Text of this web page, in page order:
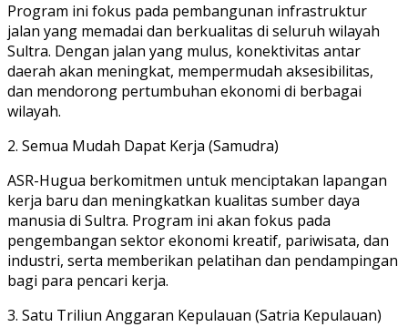
Program ini fokus pada pembangunan infrastruktur
jalan yang memadai dan berkualitas di seluruh wilayah
Sultra. Dengan jalan yang mulus, konektivitas antar
daerah akan meningkat, mempermudah aksesibilitas,
dan mendorong pertumbuhan ekonomi di berbagai
wilayah.
2. Semua Mudah Dapat Kerja (Samudra)
ASR-Hugua berkomitmen untuk menciptakan lapangan
kerja baru dan meningkatkan kualitas sumber daya
manusia di Sultra. Program ini akan fokus pada
pengembangan sektor ekonomi kreatif, pariwisata, dan
industri, serta memberikan pelatihan dan pendampingan
bagi para pencari kerja.
3. Satu Triliun Anggaran Kepulauan (Satria Kepulauan)